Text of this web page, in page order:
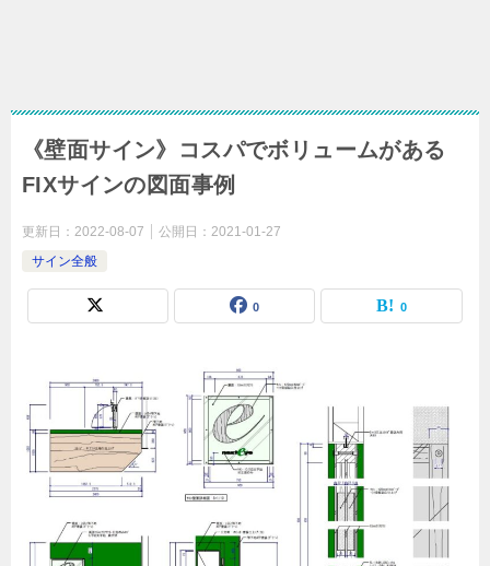
《壁面サイン》コスパでボリュームがある
FIXサインの図面事例
更新日： 2022-08-07 公開日： 2021-01-27
サイン全般
0 0